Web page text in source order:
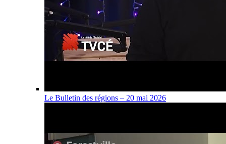
Le Bulletin des régions – 20 mai 2026